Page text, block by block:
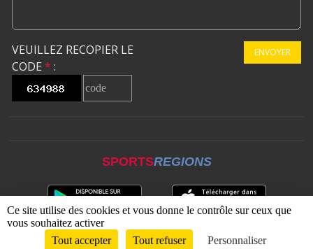
VEUILLEZ RECOPIER LE
CODE * :
ENVOYER
SPORTSREGIONS
Envie de participer ? CONNEXION
Ce site utilise des cookies et vous donne le contrôle sur ceux que
vous souhaitez activer
Tout accepter
Tout refuser Personnaliser